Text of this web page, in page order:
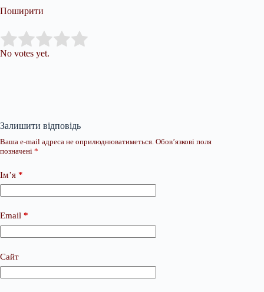
Поширити
Rate this item:
No votes yet.
Залишити відповідь
Ваша e-mail адреса не оприлюднюватиметься. Обов’язкові поля
позначені *
Ім’я *
Email *
Сайт